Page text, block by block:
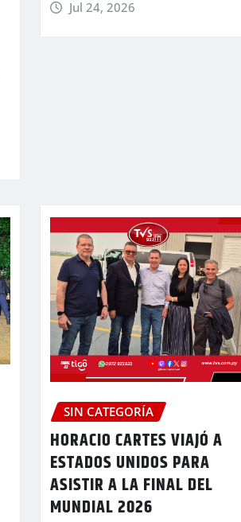
Jul 24, 2026
SIN CATEGORÍA
HORACIO CARTES VIAJÓ A
ESTADOS UNIDOS PARA
ASISTIR A LA FINAL DEL
MUNDIAL 2026